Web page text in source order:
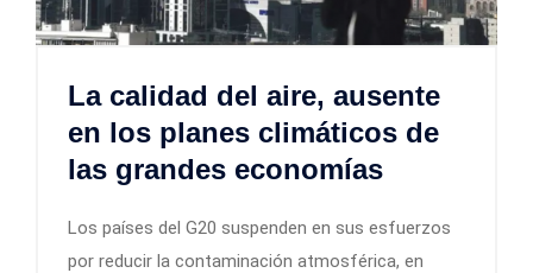
La calidad del aire, ausente
en los planes climáticos de
las grandes economías
Los países del G20 suspenden en sus esfuerzos
por reducir la contaminación atmosférica, en